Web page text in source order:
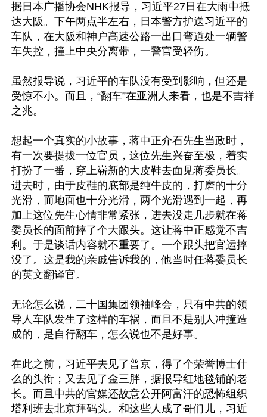
据日本广播协会NHK报导，习近平27日在大雨中抵
达大阪。下午两点半左右，日本警方护送习近平的
车队，在大阪和神户高速公路一出口弯道处一辆警
车失控，撞上中央分离带，一警官受轻伤。
虽然报导说，习近平的车队没有受到影响，但还是
受惊不小。而且，“翻车”在亚洲人来看，也是不吉祥
之兆。
想起一个真实的小故事，蒋中正介石先生当政时，
有一次要提拔一位官员，这位先生兴奋至极，着实
打扮了一番，穿上崭新的大皮鞋去面见蒋委员长。
进去时，由于皮鞋的底部是纯牛皮的，打磨的十分
光滑，而地面也十分光滑，两个光滑遇到一起，再
加上这位先生心情非常紧张，进去没走几步就在蒋
委员长的面前摔了个大跟头。这让蒋中正感觉不吉
利。于是谈话内容就不重要了。一个跟头把官运摔
没了。这是我的亲戚告诉我的，他当时任蒋委员长
的英文翻译官。
无论怎么说，二十国集团领袖峰会，只有中共的领
导人车队发生了这样的车祸，而且不是别人冲撞造
成的，是自行翻车，怎么说也不是好事。
在此之前，习近平去见了普京，得了个荣誉博士什
么的头衔；又去见了金三胖，据报导红地毯铺的老
长。而且中共的官媒还故意公开阿富汗的恐怖组织
塔利班去北京拜码头。和这些人成了哥们儿，习近